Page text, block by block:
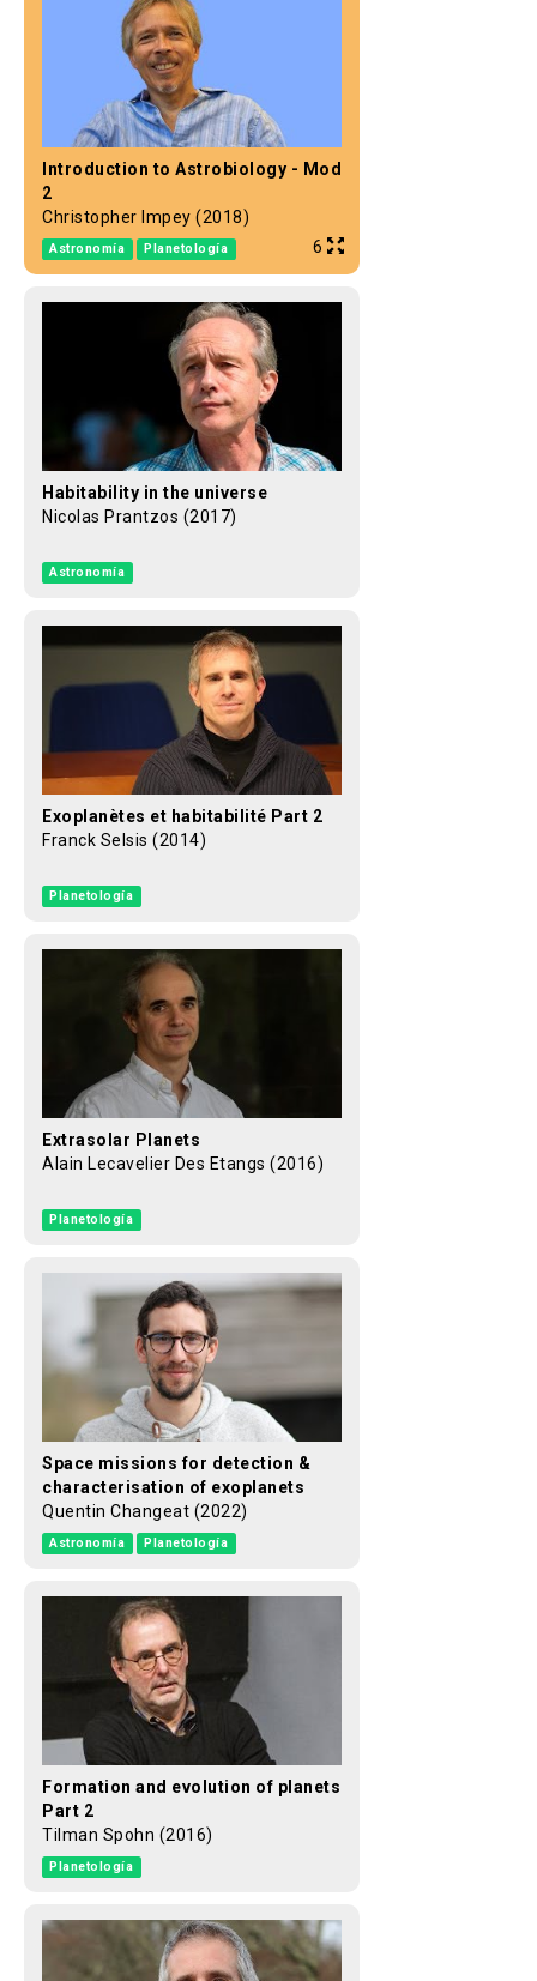
Introduction to Astrobiology - Mod
2
Christopher Impey (2018)
Astronomía Planetología 6
Habitability in the universe
Nicolas Prantzos (2017)
Astronomía
Exoplanètes et habitabilité Part 2
Franck Selsis (2014)
Planetología
Extrasolar Planets
Alain Lecavelier Des Etangs (2016)
Planetología
Space missions for detection &
characterisation of exoplanets
Quentin Changeat (2022)
Astronomía Planetología
Formation and evolution of planets
Part 2
Tilman Spohn (2016)
Planetología